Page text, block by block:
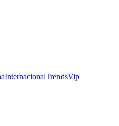
InternacionalTrendsVip